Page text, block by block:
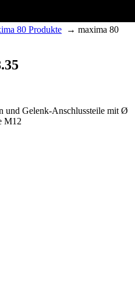
80 Produkte → maxima 80
und Gelenk-Anschlussteile mit Ø
M12